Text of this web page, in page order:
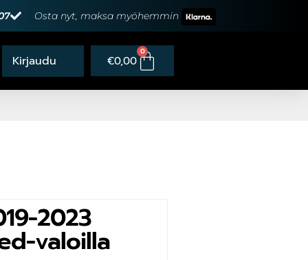
Osta nyt, maksa myöhemmin
€0,00
0
2023
valoilla